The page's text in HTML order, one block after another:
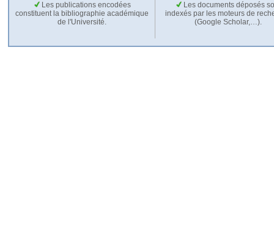
Les publications encodées
constituent la bibliographie académique
de l'Université.
Les documents déposés
indexés par les moteurs de
(Google Scholar,…).